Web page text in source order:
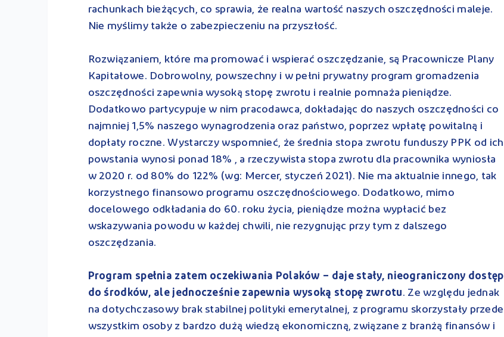
rachunkach bieżących, co sprawia, że realna wartość naszych oszczędności maleje.
Nie myślimy także o zabezpieczeniu na przyszłość.
Rozwiązaniem, które ma promować i wspierać oszczędzanie, są Pracownicze Plany
Kapitałowe. Dobrowolny, powszechny i w pełni prywatny program gromadzenia
oszczędności zapewnia wysoką stopę zwrotu i realnie pomnaża pieniądze.
Dodatkowo partycypuje w nim pracodawca, dokładając do naszych oszczędności co
najmniej 1,5% naszego wynagrodzenia oraz państwo, poprzez wpłatę powitalną i
dopłaty roczne. Wystarczy wspomnieć, że średnia stopa zwrotu funduszy PPK od ich
powstania wynosi ponad 18% , a rzeczywista stopa zwrotu dla pracownika wyniosła
w 2020 r. od 80% do 122% (wg: Mercer, styczeń 2021). Nie ma aktualnie innego, tak
korzystnego finansowo programu oszczędnościowego. Dodatkowo, mimo
docelowego odkładania do 60. roku życia, pieniądze można wypłacić bez
wskazywania powodu w każdej chwili, nie rezygnując przy tym z dalszego
oszczędzania.
Program spełnia zatem oczekiwania Polaków – daje stały, nieograniczony dostęp
do środków, ale jednocześnie zapewnia wysoką stopę zwrotu. Ze względu jednak
na dotychczasowy brak stabilnej polityki emerytalnej, z programu skorzystały przede
wszystkim osoby z bardzo dużą wiedzą ekonomiczną, związane z branżą finansów i